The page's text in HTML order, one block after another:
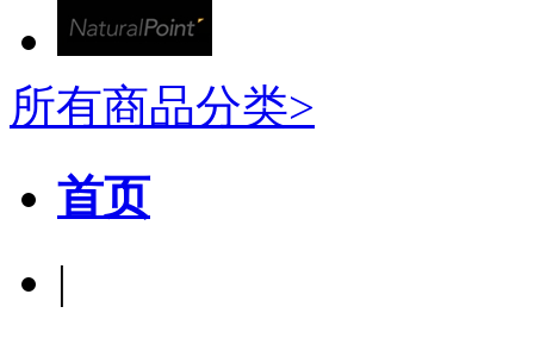
所有商品分类>
首页
|